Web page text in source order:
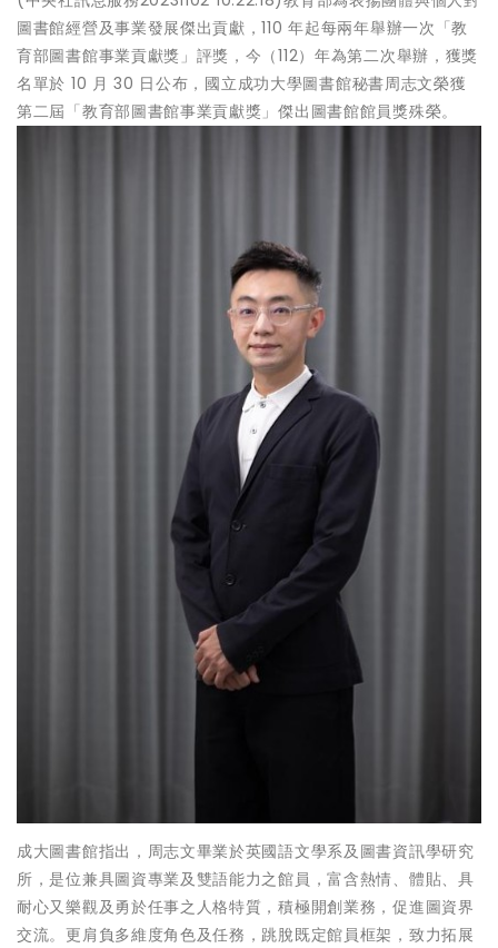
圖書館經營及事業發展傑出貢獻，110 年起每兩年舉辦一次「教
育部圖書館事業貢獻獎」評獎，今（112）年為第二次舉辦，獲獎
名單於 10 月 30 日公布，國立成功大學圖書館秘書周志文榮獲
第二屆「教育部圖書館事業貢獻獎」傑出圖書館館員獎殊榮。
成大圖書館指出，周志文畢業於英國語文學系及圖書資訊學研究
所，是位兼具圖資專業及雙語能力之館員，富含熱情、體貼、具
耐心又樂觀及勇於任事之人格特質，積極開創業務，促進圖資界
交流。更肩負多維度角色及任務，跳脫既定館員框架，致力拓展